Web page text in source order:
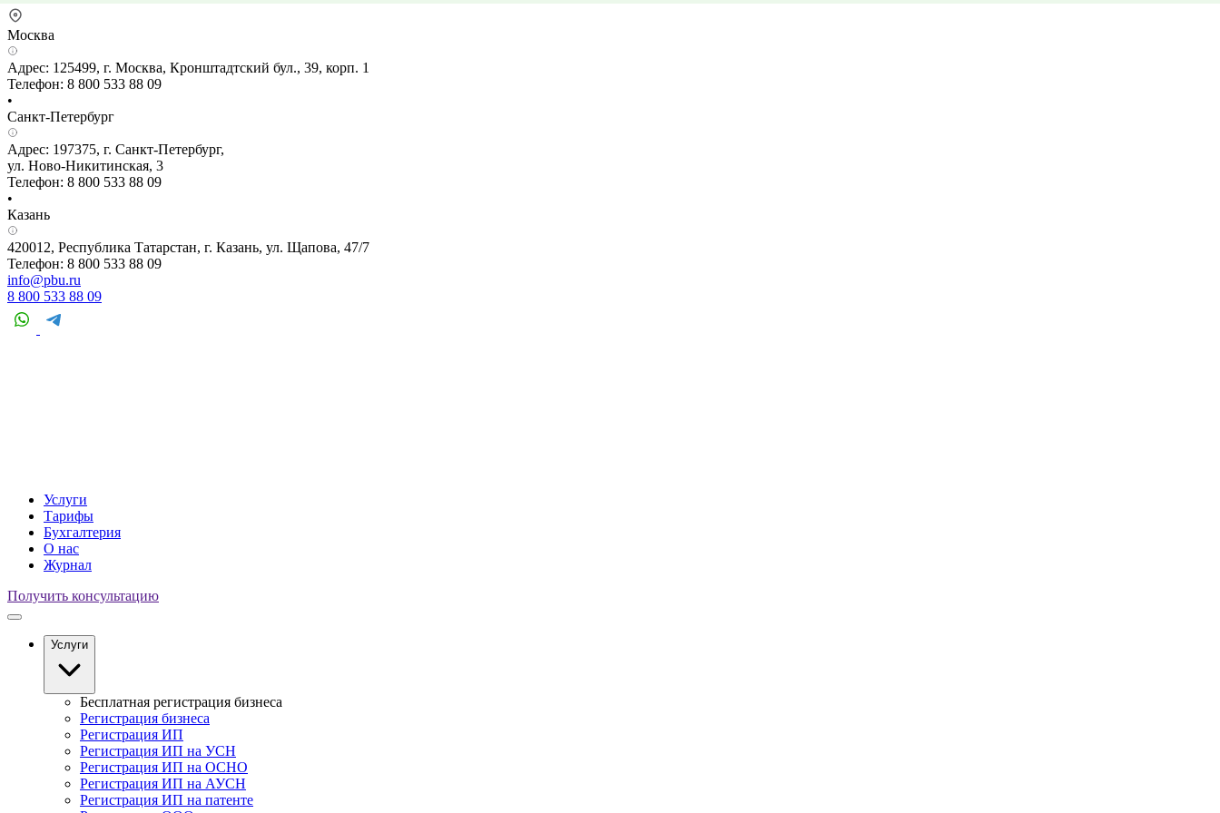
Москва
Адрес: 125499, г. Москва, Кронштадтский бул., 39, корп. 1
Телефон: 8 800 533 88 09
•
Санкт-Петербург
Адрес: 197375, г. Санкт-Петербург,
ул. Ново-Никитинская, 3
Телефон: 8 800 533 88 09
•
Казань
420012, Республика Татарстан, г. Казань, ул. Щапова, 47/7
Телефон: 8 800 533 88 09
info@pbu.ru
8 800 533 88 09
Услуги
Тарифы
Бухгалтерия
О нас
Журнал
Получить консультацию
Услуги
Бесплатная регистрация бизнеса
Регистрация бизнеса
Регистрация ИП
Регистрация ИП на УСН
Регистрация ИП на ОСНО
Регистрация ИП на АУСН
Регистрация ИП на патенте